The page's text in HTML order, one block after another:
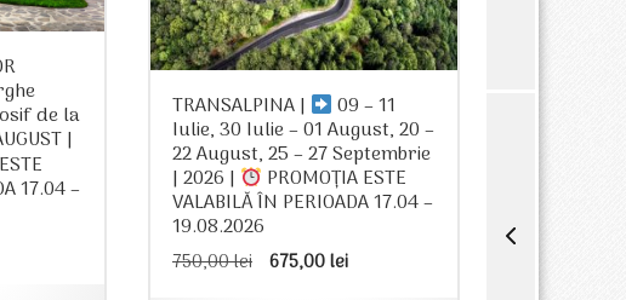
de la
|
17.04 –
TRANSALPINA | 09 – 11
Iulie, 30 Iulie – 01 August, 20 –
22 August, 25 – 27 Septembrie
| 2026 | PROMOȚIA ESTE
VALABILĂ ÎN PERIOADA 17.04 –
19.08.2026
750,00lei Prețul
675,00leiPrețul